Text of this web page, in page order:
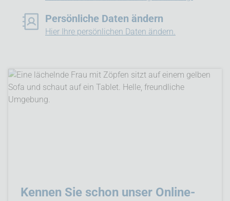
Persönliche Daten ändern
Hier Ihre persönlichen Daten ändern.
Kennen Sie schon unser Online-